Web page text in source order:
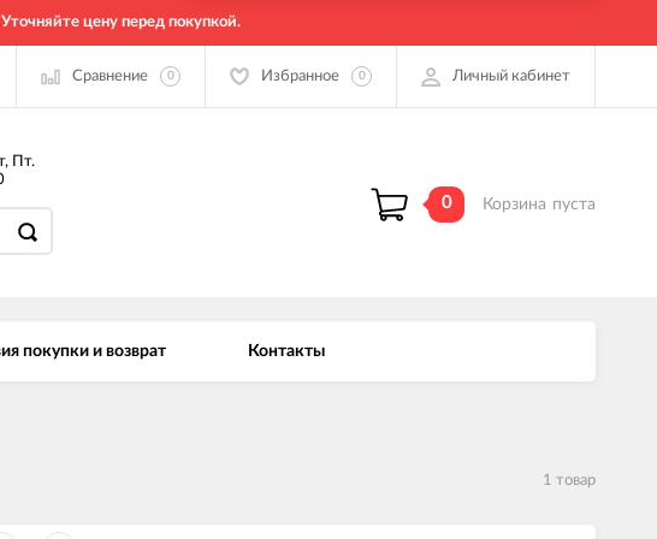
цену перед покупкой.
Сравнение 0 Избранное 0 Личный кабинет
Пт.
0 Корзина пуста
покупки и возврат Контакты
1 товар